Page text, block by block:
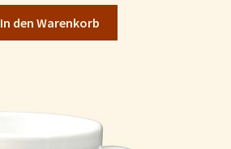
In den Warenkorb